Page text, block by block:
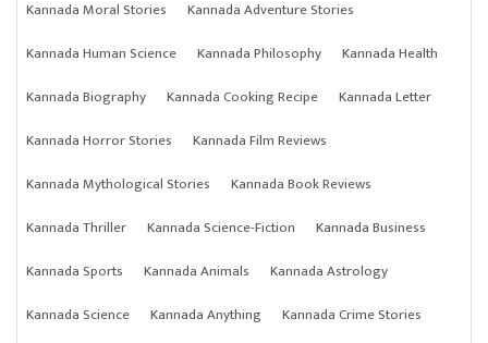
Kannada Moral Stories
Kannada Adventure Stories
Kannada Human Science
Kannada Philosophy
Kannada Health
Kannada Biography
Kannada Cooking Recipe
Kannada Letter
Kannada Horror Stories
Kannada Film Reviews
Kannada Mythological Stories
Kannada Book Reviews
Kannada Thriller
Kannada Science-Fiction
Kannada Business
Kannada Sports
Kannada Animals
Kannada Astrology
Kannada Science
Kannada Anything Kannada Crime Stories